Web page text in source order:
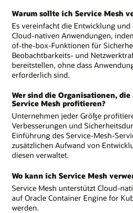
Warum sollte ich Service Mesh
Es vereinfacht die Entwicklung
Cloud-nativen Anwendungen,
of-the-box-Funktionen für
Beobachtbarkeits- und
bereitstellen, ohne dass
erforderlich sind.
Wer sind die Organisationen,
Service Mesh profitieren?
Unternehmen jeder Größe
Verbesserungen und
Einführung des Service-Mesh-
zusätzlichen Aufwand von
diesen verwaltet.
Wo kann ich Service Mesh
Service Mesh unterstützt Cloud-
auf Oracle Container Engine for
werden.